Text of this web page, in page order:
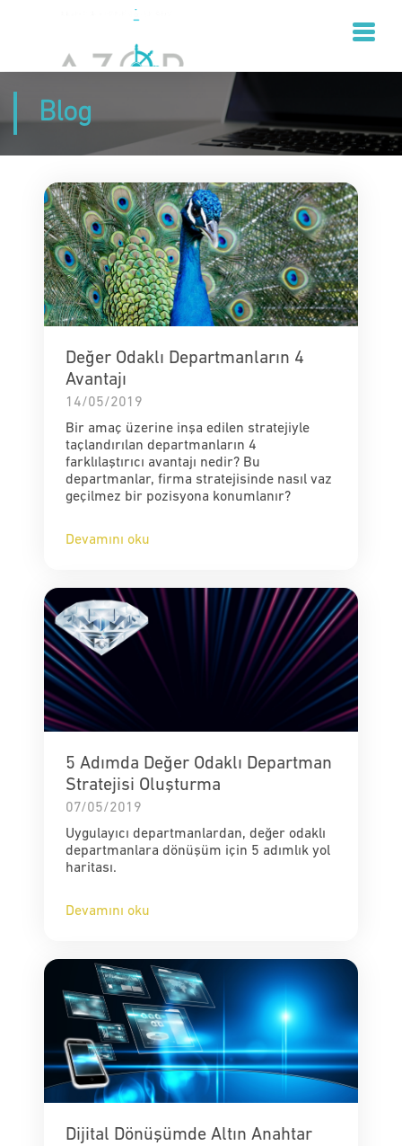
Blog
Değer Odaklı Departmanların 4
Avantajı
14/05/2019
Bir amaç üzerine inşa edilen stratejiyle
taçlandırılan departmanların 4
farklılaştırıcı avantajı nedir? Bu
departmanlar, firma stratejisinde nasıl vaz
geçilmez bir pozisyona konumlanır?
Devamını oku
5 Adımda Değer Odaklı Departman
Stratejisi Oluşturma
07/05/2019
Uygulayıcı departmanlardan, değer odaklı
departmanlara dönüşüm için 5 adımlık yol
haritası.
Devamını oku
Dijital Dönüşümde Altın Anahtar